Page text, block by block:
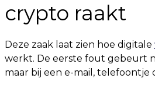
crypto raakt
Deze zaak laat zien hoe digitale
werkt. De eerste fout gebeurt
maar bij een e-mail, telefoontje